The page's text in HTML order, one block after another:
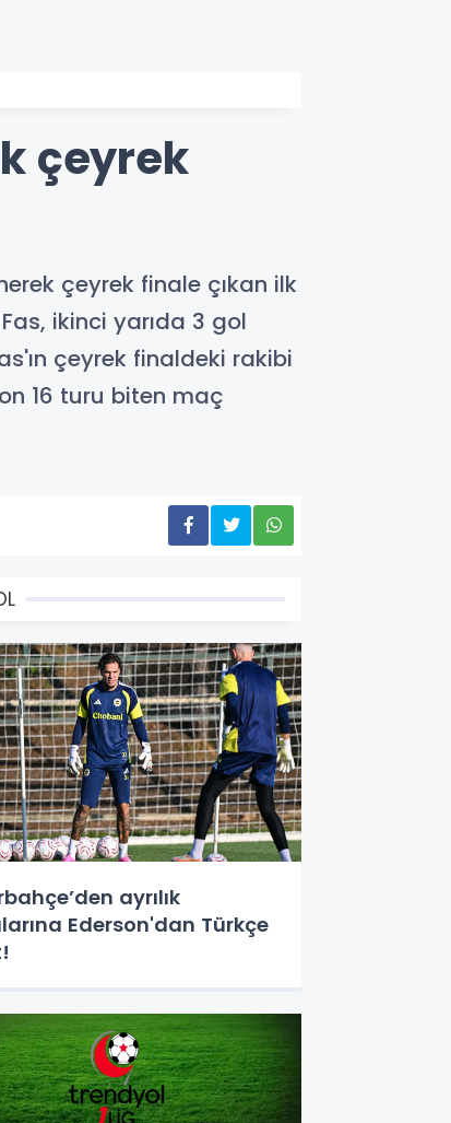
çeyrek
çeyrek finale çıkan ilk
ikinci yarıda 3 gol
çeyrek finaldeki rakibi
16 turu biten maç
ayrılık
Ederson'dan Türkçe